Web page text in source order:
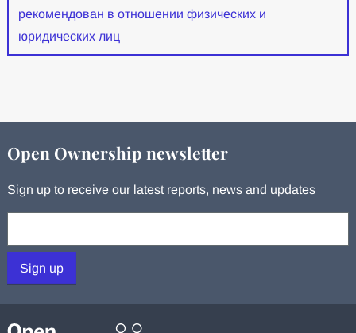
рекомендован в отношении физических и
юридических лиц
Open Ownership newsletter
Sign up to receive our latest reports, news and updates
Sign up